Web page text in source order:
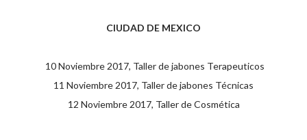
CIUDAD DE MEXICO
10 Noviembre 2017, Taller de jabones Terapeuticos
11 Noviembre 2017, Taller de jabones Técnicas
12 Noviembre 2017, Taller de Cosmética